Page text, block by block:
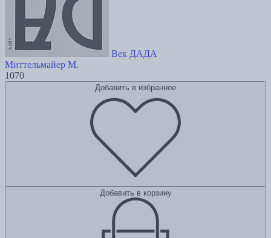
Век ДАДА
Миттельмайер М.
1070
Добавить в избранное
Добавить в корзину